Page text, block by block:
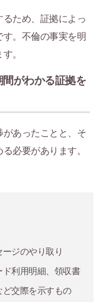
ため、証拠によっ
。不倫の事実を明
。
がわかる証拠を
あったことと、そ
必要があります。
ジのやり取り
利用明細、領収書
ど交際を示すもの